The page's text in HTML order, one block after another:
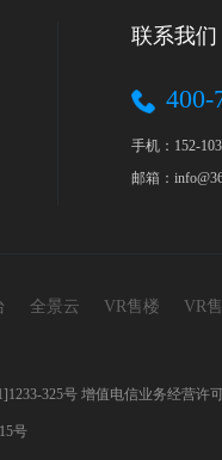
联系我们
400-
手机：152-
邮箱：
全景云 VR售楼 VR
325号 增值电信业务经营许
号